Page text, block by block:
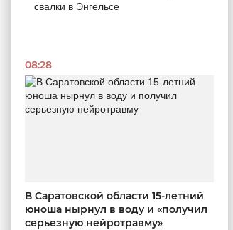
свалки в Энгельсе
08:28
В Саратовской области 15-летний
юноша нырнул в воду и «получил
серьезную нейротравму»